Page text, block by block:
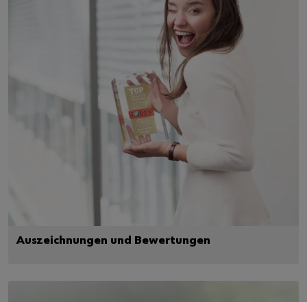
Auszeichnungen und Bewertungen